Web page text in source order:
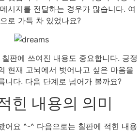
시지를 전달하는 경우가 많습니다. 여
로 가득 차 있었나요?
판에 쓰여진 내용도 중요합니다. 긍정
현재 고뇌에서 벗어나고 싶은 마음을
니다. 다음 단계로 넘어가 볼까요?
힌 내용의 의미
어요 ^-^ 다음으로는 칠판에 적힌 내용